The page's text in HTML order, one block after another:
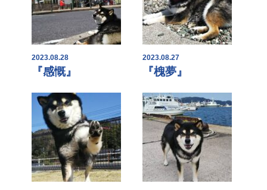
2023.08.28
『感慨』
2023.08.27
『槐夢』